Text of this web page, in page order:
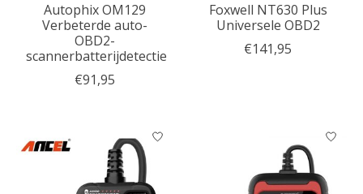
Autophix OM129
Verbeterde auto-
OBD2-
scannerbatterijdetectie
€91,95
Foxwell NT630 Plus
Universele OBD2
€141,95